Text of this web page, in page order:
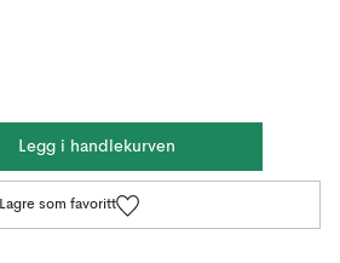
Legg i handlekurven
Lagre som favoritt